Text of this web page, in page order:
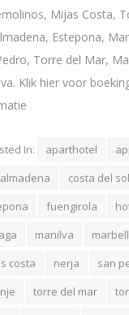
Mijas Costa,
Estepona,
Torre del Mar,
Klik hier voor
In: aparthotel
costa del sol
fuengirola
manilva
costa
nerja
san
torre del mar